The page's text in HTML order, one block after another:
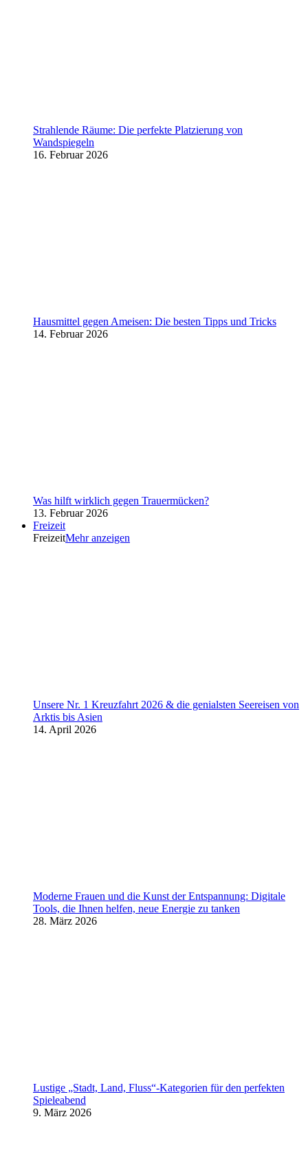
Strahlende Räume: Die perfekte Platzierung von
Wandspiegeln
16. Februar 2026
Hausmittel gegen Ameisen: Die besten Tipps und Tricks
14. Februar 2026
Was hilft wirklich gegen Trauermücken?
13. Februar 2026
Freizeit
FreizeitMehr anzeigen
Unsere Nr. 1 Kreuzfahrt 2026 & die genialsten Seereisen von
Arktis bis Asien
14. April 2026
Moderne Frauen und die Kunst der Entspannung: Digitale
Tools, die Ihnen helfen, neue Energie zu tanken
28. März 2026
Lustige „Stadt, Land, Fluss“-Kategorien für den perfekten
Spieleabend
9. März 2026